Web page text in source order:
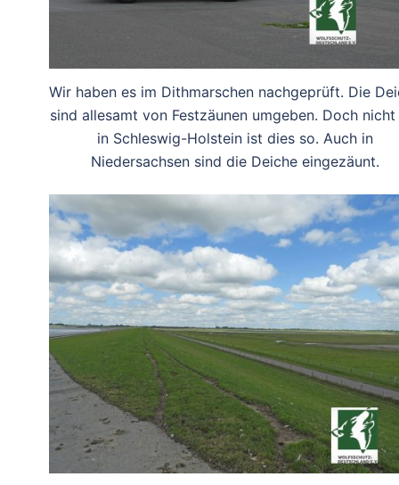
Wir haben es im Dithmarschen nachgeprüft. Die
sind allesamt von Festzäunen umgeben. Doch nicht
in Schleswig-Holstein ist dies so. Auch in
Niedersachsen sind die Deiche eingezäunt.